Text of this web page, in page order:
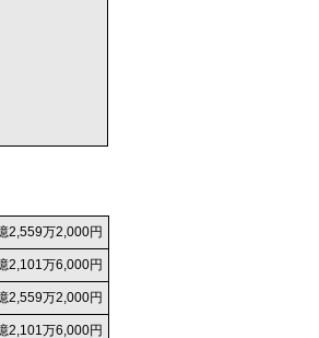
2,559万2,000円
2,101万6,000円
2,559万2,000円
2,101万6,000円